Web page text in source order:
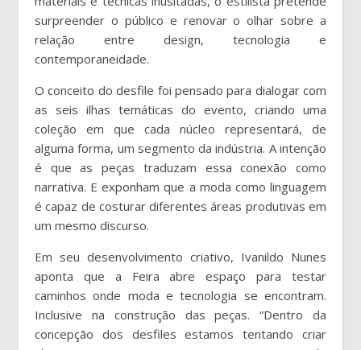
surpreender o público e renovar o olhar sobre a
relação entre design, tecnologia e
contemporaneidade.
O conceito do desfile foi pensado para dialogar com
as seis ilhas temáticas do evento, criando uma
coleção em que cada núcleo representará, de
alguma forma, um segmento da indústria. A intenção
é que as peças traduzam essa conexão como
narrativa. E exponham que a moda como linguagem
é capaz de costurar diferentes áreas produtivas em
um mesmo discurso.
Em seu desenvolvimento criativo, Ivanildo Nunes
aponta que a Feira abre espaço para testar
caminhos onde moda e tecnologia se encontram.
Inclusive na construção das peças. “Dentro da
concepção dos desfiles estamos tentando criar